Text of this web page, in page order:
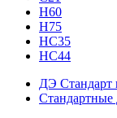
H60
H75
HС35
НС44
ДЭ Стандарт